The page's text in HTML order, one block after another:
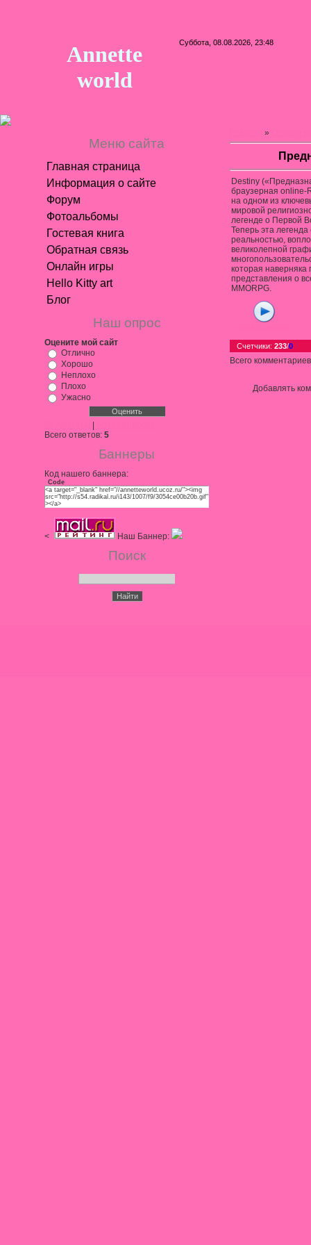
Annette
world
Суббота, 08.08.2026, 23:48
Меню сайта
Главная страница
Информация о сайте
Форум
Фотоальбомы
Гостевая книга
Обратная связь
Онлайн игры
Hello Kitty art
Блог
Наш опрос
Оцените мой сайт
Отлично
Хорошо
Неплохо
Плохо
Ужасно
Всего ответов: 5
Баннеры
Код нашего баннера:
Code
<a target="_blank" href="//annetteworld.ucoz.ru/"><img
src="http://s54.radikal.ru/i143/1007/f9/3054ce00b20b.gif"
></a>
< Наш Баннер:
Поиск
»
Destiny
браузерная online-
на одном из
мировой
легенде о Первой
Теперь эта легенда
реальностью,
великолепной
которая
представления о
MMORPG.
Счетчики: 233/0
Всего комментариев
Добавлять